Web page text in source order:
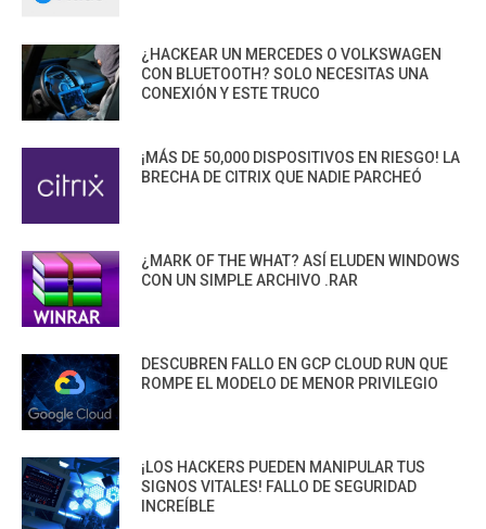
¿HACKEAR UN MERCEDES O VOLKSWAGEN
CON BLUETOOTH? SOLO NECESITAS UNA
CONEXIÓN Y ESTE TRUCO
¡MÁS DE 50,000 DISPOSITIVOS EN RIESGO! LA
BRECHA DE CITRIX QUE NADIE PARCHEÓ
¿MARK OF THE WHAT? ASÍ ELUDEN WINDOWS
CON UN SIMPLE ARCHIVO .RAR
DESCUBREN FALLO EN GCP CLOUD RUN QUE
ROMPE EL MODELO DE MENOR PRIVILEGIO
¡LOS HACKERS PUEDEN MANIPULAR TUS
SIGNOS VITALES! FALLO DE SEGURIDAD
INCREÍBLE